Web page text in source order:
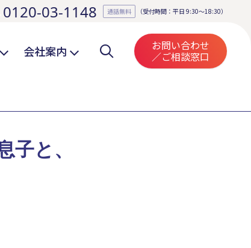
0120-03-1148 通話無料 （受付時間：平日 9:30～18:30）
会社案内 お問い合わせ
／ご相談窓口
と、